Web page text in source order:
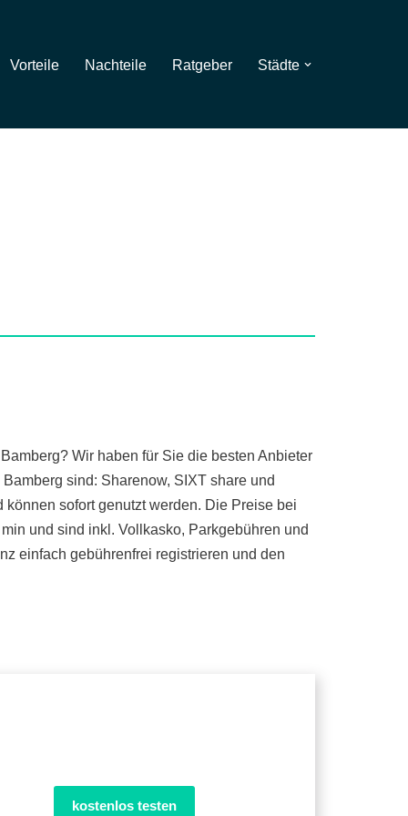
Vorteile Nachteile Ratgeber Städte
Wir haben für Sie die besten Anbieter
sind: Sharenow, SIXT share und
sofort genutzt werden. Die Preise bei
und sind inkl. Vollkasko, Parkgebühren und
einfach gebührenfrei registrieren und den
kostenlos testen